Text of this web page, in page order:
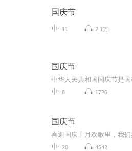
国庆节
11 2.1万
国庆节
8 1726
国庆节
20 4542